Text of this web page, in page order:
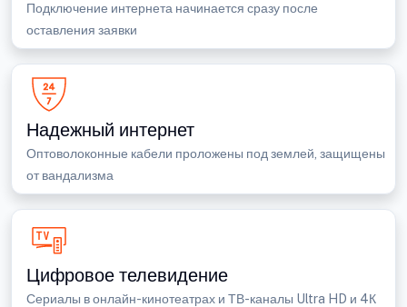
Подключение интернета начинается сразу после
оставления заявки
Надежный интернет
Оптоволоконные кабели проложены под землей, защищены
от вандализма
Цифровое телевидение
Сериалы в онлайн-кинотеатрах и ТВ-каналы Ultra HD и 4К